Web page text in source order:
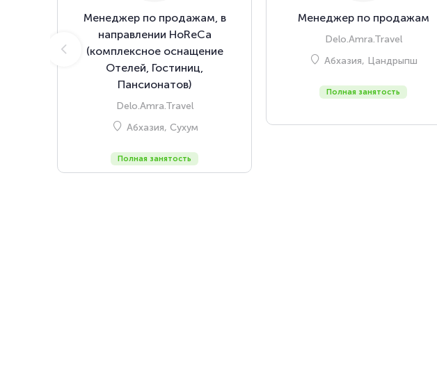
Менеджер по продажам, в
направлении HoReCa
(комплексное оснащение
Отелей, Гостиниц,
Пансионатов)
Delo.Amra.Travel
Абхазия, Сухум
Полная занятость
Менеджер по продажам
Delo.Amra.Travel
Абхазия, Цандрыпш
Полная занятость